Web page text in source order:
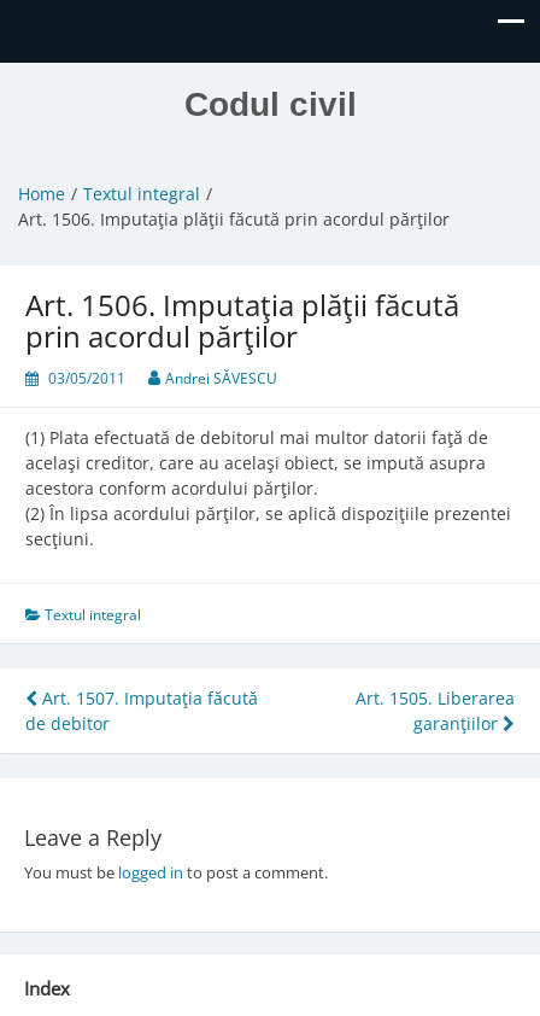
Codul civil
Home
Textul integral
Art. 1506. Imputaţia plăţii făcută prin acordul părţilor
Art. 1506. Imputaţia plăţii făcută
prin acordul părţilor
03/05/2011 Andrei SĂVESCU
(1) Plata efectuată de debitorul mai multor datorii faţă de
acelaşi creditor, care au acelaşi obiect, se impută asupra
acestora conform acordului părţilor.
(2) În lipsa acordului părţilor, se aplică dispoziţiile prezentei
secţiuni.
Textul integral
Post
navigation
Art. 1507. Imputaţia făcută
de debitor
Art. 1505. Liberarea
garanţiilor
Leave a Reply
You must be logged in to post a comment.
Index